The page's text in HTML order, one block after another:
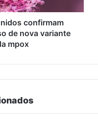
confirmam
de nova variante
mpox